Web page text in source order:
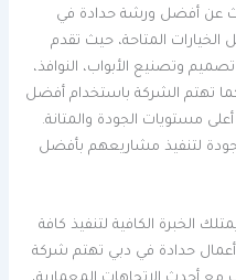
عن أفضل ورشة حدادة في
المتاحة، حيث تقدم
وتصنيع الأبواب، النوافذ،
كما تهتم الشركة باستخدام أفضل
مستويات الجودة والمتانة.
لتنفيذ مشاريعهم بأفضل
الخبرة الكافية لتنفيذ كافة
أعمال حدادة في دبي تهتم شركة